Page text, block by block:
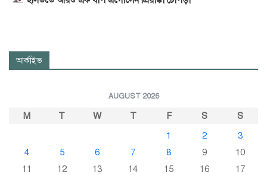
আর্কাইভ
AUGUST 2026
M T W T F S
S
1
2
3
4
5 6 7 8 9
10
11
12 13 14 15 16
17